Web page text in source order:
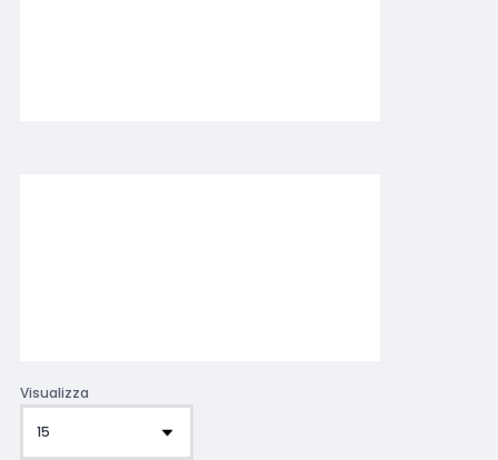
Visualizza